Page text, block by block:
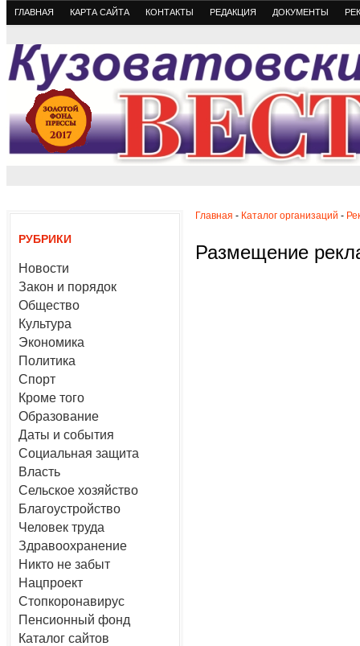
ГЛАВНАЯ КАРТА САЙТА КОНТАКТЫ РЕДАКЦИЯ ДОКУМЕНТЫ
РУБРИКИ
Новости
Закон и порядок
Общество
Культура
Экономика
Политика
Спорт
Кроме того
Образование
Даты и события
Социальная защита
Власть
Сельское хозяйство
Благоустройство
Человек труда
Здравоохранение
Никто не забыт
Нацпроект
Стопкоронавирус
Пенсионный фонд
Каталог сайтов
Главная - Каталог организаций -
Размещение